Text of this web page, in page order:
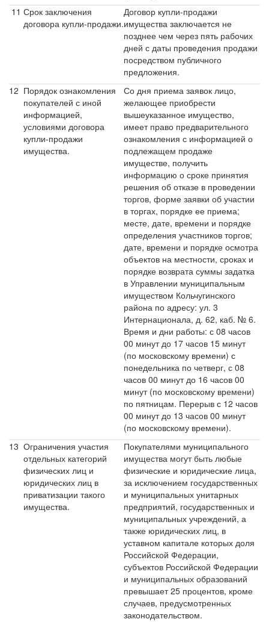
11 Срок заключения
договора купли-продажи.
Договор купли-продажи
имущества заключается не
позднее чем через пять рабочих
дней с даты проведения продажи
посредством публичного
предложения.
12 Порядок ознакомления
покупателей с иной
информацией,
условиями договора
купли-продажи
имущества.
Со дня приема заявок лицо,
желающее приобрести
вышеуказанное имущество,
имеет право предварительного
ознакомления с информацией о
подлежащем продаже
имуществе, получить
информацию о сроке принятия
решения об отказе в проведении
торгов, форме заявки об участии
в торгах, порядке ее приема;
месте, дате, времени и порядке
определения участников торгов;
дате, времени и порядке осмотра
объектов на местности, сроках и
порядке возврата суммы задатка
в Управлении муниципальным
имуществом Кольчугинского
района по адресу: ул. 3
Интернационала, д. 62, каб. № 6.
Время и дни работы: с 08 часов
00 минут до 17 часов 15 минут
(по московскому времени) с
понедельника по четверг, с 08
часов 00 минут до 16 часов 00
минут (по московскому времени)
по пятницам. Перерыв с 12 часов
00 минут до 13 часов 00 минут
(по московскому времени).
13 Ограничения участия
отдельных категорий
физических лиц и
юридических лиц в
приватизации такого
имущества.
Покупателями муниципального
имущества могут быть любые
физические и юридические лица,
за исключением государственных
и муниципальных унитарных
предприятий, государственных и
муниципальных учреждений, а
также юридических лиц, в
уставном капитале которых доля
Российской Федерации,
субъектов Российской Федерации
и муниципальных образований
превышает 25 процентов, кроме
случаев, предусмотренных
законодательством.